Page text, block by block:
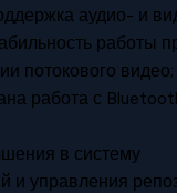
аудио- и
работы
потокового видео;
работа с
в систему
и управления